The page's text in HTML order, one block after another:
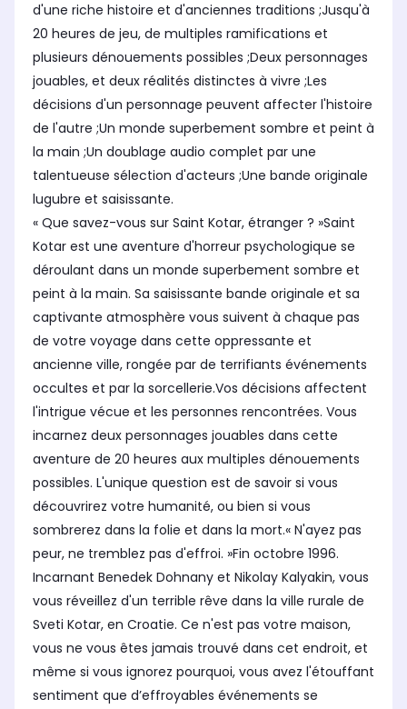
d'une riche histoire et d'anciennes traditions ;Jusqu'à
20 heures de jeu, de multiples ramifications et
plusieurs dénouements possibles ;Deux personnages
jouables, et deux réalités distinctes à vivre ;Les
décisions d'un personnage peuvent affecter l'histoire
de l'autre ;Un monde superbement sombre et peint à
la main ;Un doublage audio complet par une
talentueuse sélection d'acteurs ;Une bande originale
lugubre et saisissante.
« Que savez-vous sur Saint Kotar, étranger ? »Saint
Kotar est une aventure d'horreur psychologique se
déroulant dans un monde superbement sombre et
peint à la main. Sa saisissante bande originale et sa
captivante atmosphère vous suivent à chaque pas
de votre voyage dans cette oppressante et
ancienne ville, rongée par de terrifiants événements
occultes et par la sorcellerie.Vos décisions affectent
l'intrigue vécue et les personnes rencontrées. Vous
incarnez deux personnages jouables dans cette
aventure de 20 heures aux multiples dénouements
possibles. L'unique question est de savoir si vous
découvrirez votre humanité, ou bien si vous
sombrerez dans la folie et dans la mort.« N'ayez pas
peur, ne tremblez pas d'effroi. »Fin octobre 1996.
Incarnant Benedek Dohnany et Nikolay Kalyakin, vous
vous réveillez d'un terrible rêve dans la ville rurale de
Sveti Kotar, en Croatie. Ce n'est pas votre maison,
vous ne vous êtes jamais trouvé dans cet endroit, et
même si vous ignorez pourquoi, vous avez l'étouffant
sentiment que d’effroyables événements se